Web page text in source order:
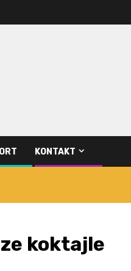
KONTAKT
koktajle